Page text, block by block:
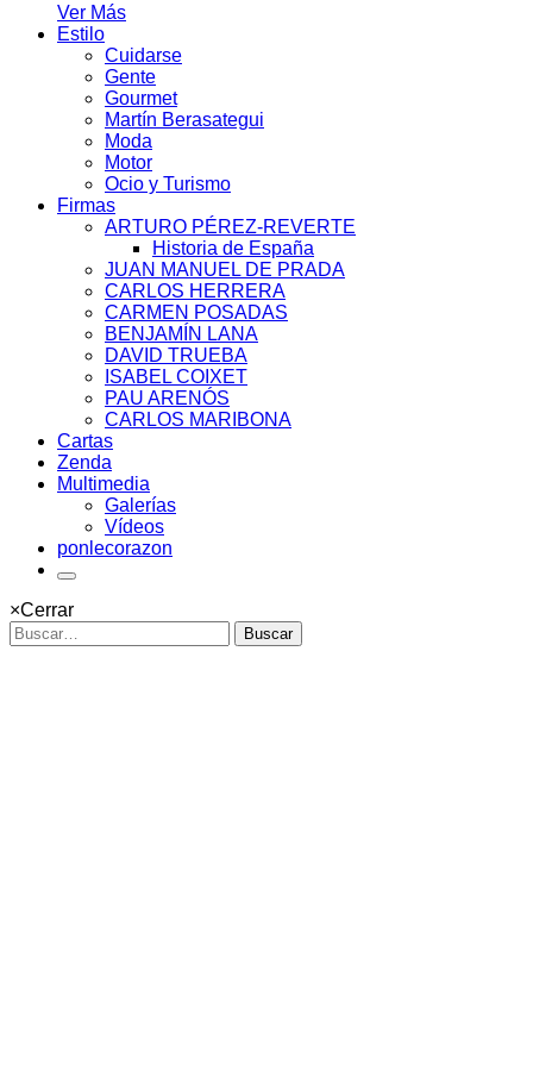
Ver Más
Estilo
Cuidarse
Gente
Gourmet
Martín Berasategui
Moda
Motor
Ocio y Turismo
Firmas
ARTURO PÉREZ-REVERTE
Historia de España
JUAN MANUEL DE PRADA
CARLOS HERRERA
CARMEN POSADAS
BENJAMÍN LANA
DAVID TRUEBA
ISABEL COIXET
PAU ARENÓS
CARLOS MARIBONA
Cartas
Zenda
Multimedia
Galerías
Vídeos
ponlecorazon
×Cerrar
Buscar